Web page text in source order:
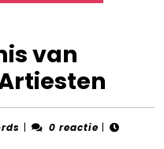
van
accent-
| 0 reactie |